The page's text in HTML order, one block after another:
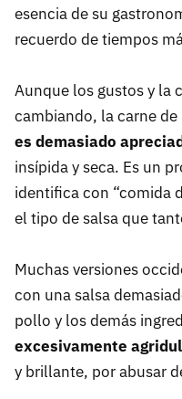
esencia de su
recuerdo de tiempos
Aunque los gustos y la
cambiando, la carne
es demasiado
insípida y seca. Es un
identifica con “comida
el tipo de salsa que
Muchas versiones
con una salsa
pollo y los demás
excesivamente
y brillante, por abusar